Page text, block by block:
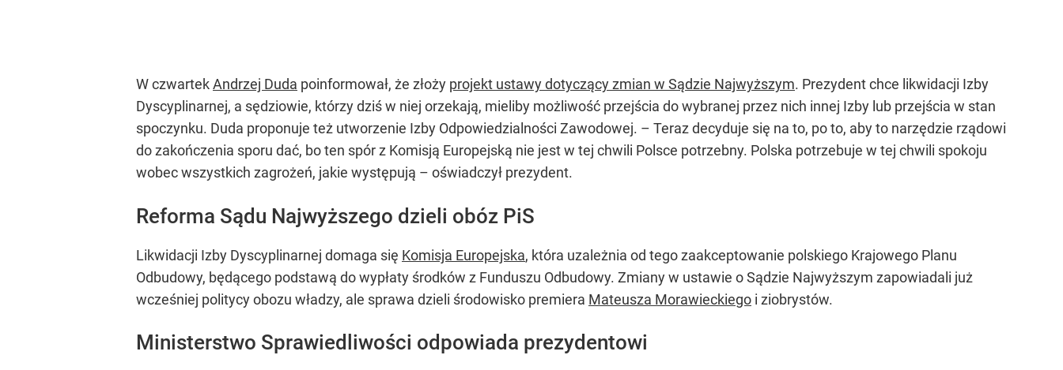
W czwartekAndrzej Duda poinformował, że złoży projekt ustawy dotyczący zmian w Sądzie Najwyższym. Prezydent chce likwidacji Izby
Dyscyplinarnej, a sędziowie, którzy dziś w niej orzekają, mieliby możliwość przejścia do wybranej przez nich innej Izby lub przejścia w stan
spoczynku. Duda proponuje też utworzenie Izby Odpowiedzialności Zawodowej. – Teraz decyduje się na to, po to, aby to narzędzie rządowi
do zakończenia sporu dać, bo ten spór z Komisją Europejską nie jest w tej chwili Polsce potrzebny. Polska potrzebuje w tej chwili spokoju
wobec wszystkich zagrożeń, jakie występują – oświadczył prezydent.
Reforma Sądu Najwyższego dzieli obóz PiS
Likwidacji Izby Dyscyplinarnej domaga się Komisja Europejska, która uzależnia od tego zaakceptowanie polskiego Krajowego Planu
Odbudowy, będącego podstawą do wypłaty środków z Funduszu Odbudowy. Zmiany w ustawie o Sądzie Najwyższym zapowiadali już
wcześniej politycy obozu władzy, ale sprawa dzieli środowisko premiera Mateusza Morawieckiego i ziobrystów.
Ministerstwo Sprawiedliwości odpowiada prezydentowi